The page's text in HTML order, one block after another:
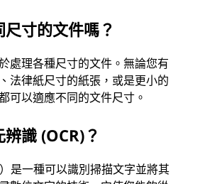
寸的文件嗎？
處理各種尺寸的文件。無論您有
法律紙尺寸的紙張，或是更小的
可以適應不同的文件尺寸。
識 (OCR)？
是一種可以識別掃描文字並將其